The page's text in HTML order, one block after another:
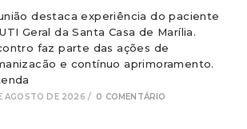
destaca experiência do paciente
Geral da Santa Casa de Marília.
faz parte das ações de
e contínuo aprimoramento.
AGOSTO DE 2026 / 0 COMENTÁRIO